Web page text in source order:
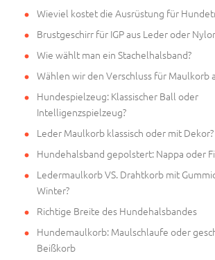
Wieviel kostet die Ausrüstung für
Brustgeschirr für IGP aus Leder oder
Wie wählt man ein Stachelhalsband?
Wählen wir den Verschluss für Maulkorb
Hundespielzeug: Klassischer Ball oder
Intelligenzspielzeug?
Leder Maulkorb klassisch oder mit Dekor?
Hundehalsband gepolstert: Nappa oder
Ledermaulkorb VS. Drahtkorb mit
Winter?
Richtige Breite des Hundehalsbandes
Hundemaulkorb: Maulschlaufe oder
Beißkorb